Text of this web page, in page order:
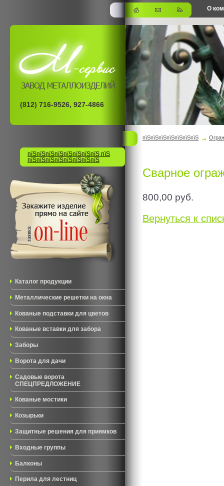
О
офис
(812) 716-9526, 927-4866
пїЅпїЅпїЅпїЅпїЅпїЅпїЅпїЅ пїЅ
пїЅпїЅпїЅпїЅпїЅпїЅпїЅпїЅ
Каталог продукции
Металлические решетки на окна
Кованые подставки для цветов
Кованые вставки для забора
Заборы
Ворота для дачи
Садовые ворота
СПЕЦПРЕДЛОЖЕНИЕ
Кованые мостики
Козырьки
Защитные решения для приямков
Входные группы
Балконы
Перила для лестниц
пїЅпїЅпїЅпїЅпїЅпїЅпїЅ
Сварное
800,00 руб.
Вернуться к